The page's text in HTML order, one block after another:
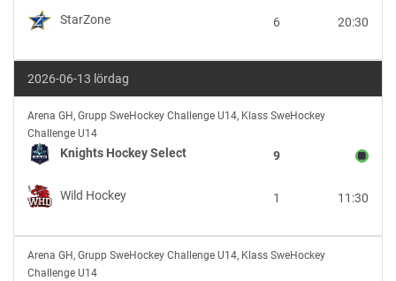
StarZone
StarZone 20:30
6
2026-06-13 lördag
Knights
Hockey
Select
vs
Wild
Hockey
Arena GH, Grupp SweHockey Challenge U14, Klass SweHockey
Challenge U14
Knights Hockey Select 9
Wild Hockey 11:30
1
Northland
Hockey
Arena GH, Grupp SweHockey Challenge U14, Klass SweHockey
Challenge U14